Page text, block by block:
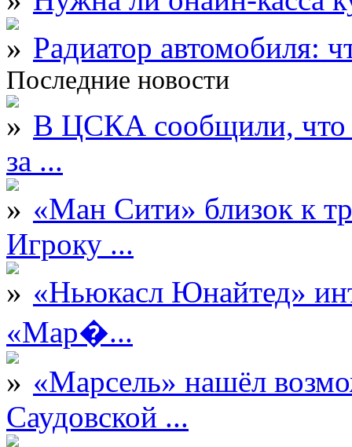
Радиатор автомобиля:
Последние новости
В ЦСКА сообщили, что
за ...
«Ман Сити» близок к
Игроку ...
«Ньюкасл Юнайтед»
«Мар�...
«Марсель» нашёл
Саудовской ...